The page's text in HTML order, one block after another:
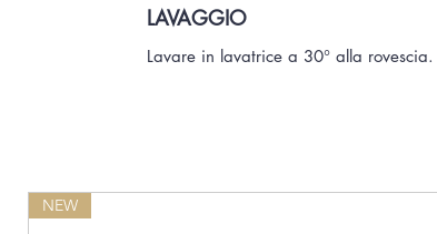
LAVAGGIO
Lavare in lavatrice a 30° alla
NEW